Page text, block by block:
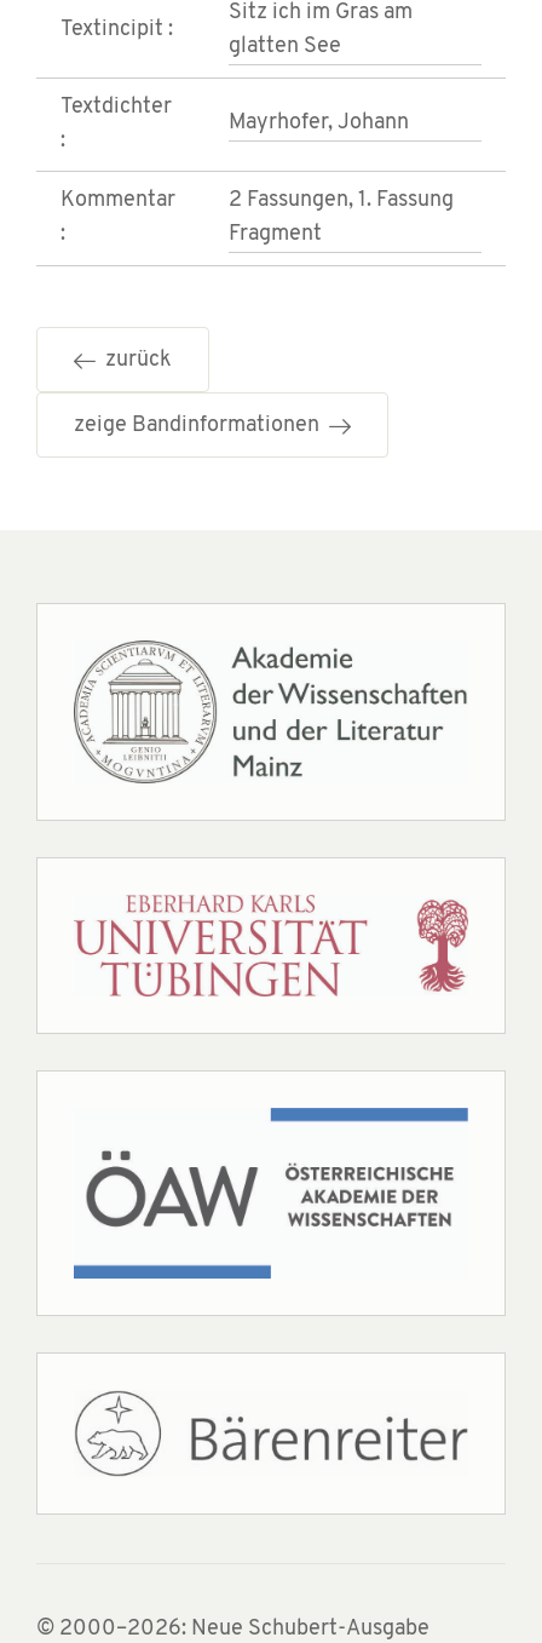
Textincipit :
Sitz ich im Gras am
glatten See
Textdichter
:
Mayrhofer, Johann
Kommentar
:
2 Fassungen, 1. Fassung
Fragment
zurück
zeige Bandinformationen
© 2000–2026: Neue Schubert-Ausgabe